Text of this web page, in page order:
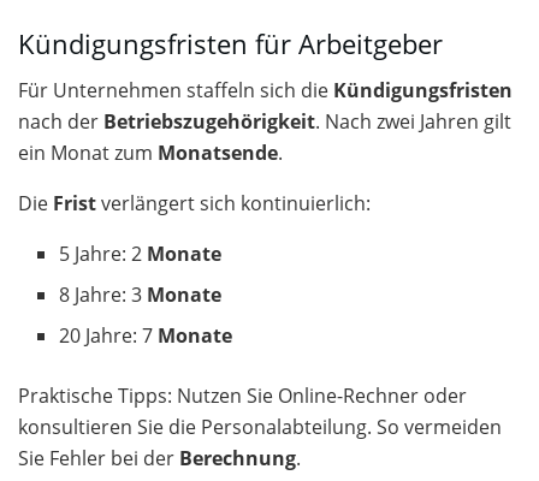
Kündigungsfristen für Arbeitgeber
Für Unternehmen staffeln sich die Kündigungsfristen
nach der Betriebszugehörigkeit. Nach zwei Jahren gilt
ein Monat zum Monatsende.
Die Fristverlängert sich kontinuierlich:
5 Jahre: 2 Monate
8 Jahre: 3 Monate
20 Jahre: 7 Monate
Praktische Tipps: Nutzen Sie Online-Rechner oder
konsultieren Sie die Personalabteilung. So vermeiden
Sie Fehler bei der Berechnung.